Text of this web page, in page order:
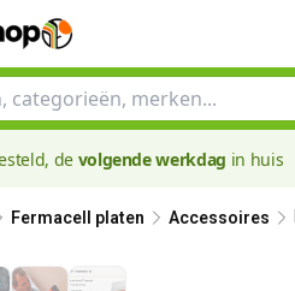
de volgende werkdag in huis
Fermacell platen Accessoires